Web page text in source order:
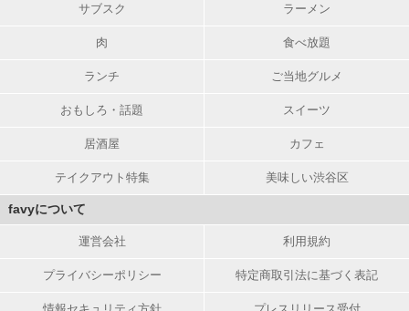
サブスク ラーメン
肉 食べ放題
ランチ ご当地グルメ
おもしろ・話題 スイーツ
居酒屋 カフェ
テイクアウト特集 美味しい渋谷区
favyについて
運営会社 利用規約
プライバシーポリシー 特定商取引法に基づく表記